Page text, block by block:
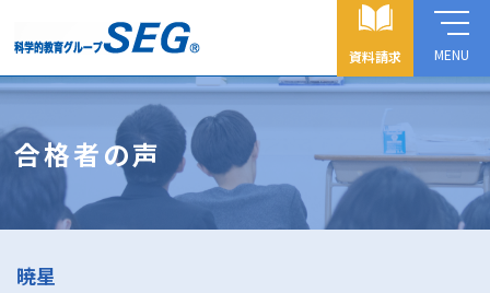
MENU
資料請求
合格者の声
暁星